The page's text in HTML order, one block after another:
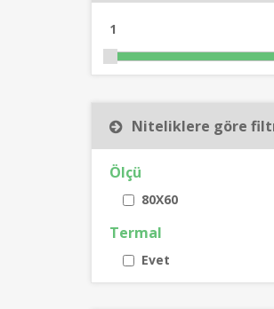
1
Niteliklere göre
Ölçü
80X60
Termal
Evet